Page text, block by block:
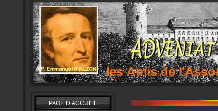
les Amis de
PAGE D’ACCUEIL